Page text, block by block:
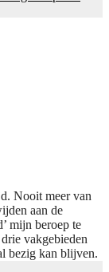
Nooit meer van
aan de
mijn beroep te
vakgebieden
bezig kan blijven.